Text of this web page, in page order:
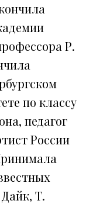
Р.
по классу
педагог
России
Т.